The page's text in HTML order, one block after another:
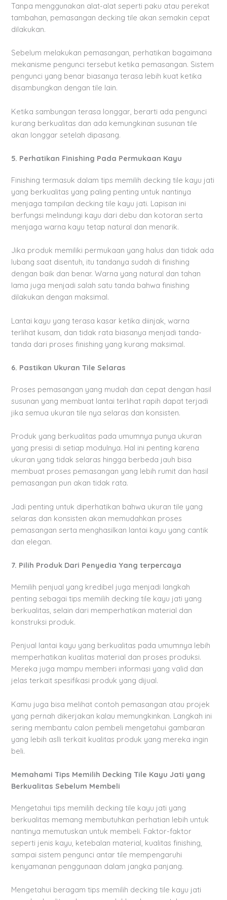
Tanpa menggunakan alat-alat seperti paku atau perekat
tambahan, pemasangan decking tile akan semakin cepat
dilakukan.
Sebelum melakukan pemasangan, perhatikan bagaimana
mekanisme pengunci tersebut ketika pemasangan. Sistem
pengunci yang benar biasanya terasa lebih kuat ketika
disambungkan dengan tile lain.
Ketika sambungan terasa longgar, berarti ada pengunci
kurang berkualitas dan ada kemungkinan susunan tile
akan longgar setelah dipasang.
5. Perhatikan Finishing Pada Permukaan Kayu
Finishing termasuk dalam tips memilih decking tile kayu jati
yang berkualitas yang paling penting untuk nantinya
menjaga tampilan decking tile kayu jati. Lapisan ini
berfungsi melindungi kayu dari debu dan kotoran serta
menjaga warna kayu tetap natural dan menarik.
Jika produk memiliki permukaan yang halus dan tidak ada
lubang saat disentuh, itu tandanya sudah di finishing
dengan baik dan benar. Warna yang natural dan tahan
lama juga menjadi salah satu tanda bahwa finishing
dilakukan dengan maksimal.
Lantai kayu yang terasa kasar ketika diinjak, warna
terlihat kusam, dan tidak rata biasanya menjadi tanda-
tanda dari proses finishing yang kurang maksimal.
6. Pastikan Ukuran Tile Selaras
Proses pemasangan yang mudah dan cepat dengan hasil
susunan yang membuat lantai terlihat rapih dapat terjadi
jika semua ukuran tile nya selaras dan konsisten.
Produk yang berkualitas pada umumnya punya ukuran
yang presisi di setiap modulnya. Hal ini penting karena
ukuran yang tidak selaras hingga berbeda jauh bisa
membuat proses pemasangan yang lebih rumit dan hasil
pemasangan pun akan tidak rata.
Jadi penting untuk diperhatikan bahwa ukuran tile yang
selaras dan konsisten akan memudahkan proses
pemasangan serta menghasilkan lantai kayu yang cantik
dan elegan.
7. Pilih Produk Dari Penyedia Yang terpercaya
Memilih penjual yang kredibel juga menjadi langkah
penting sebagai tips memilih decking tile kayu jati yang
berkualitas, selain dari memperhatikan material dan
konstruksi produk.
Penjual lantai kayu yang berkualitas pada umumnya lebih
memperhatikan kualitas material dan proses produksi.
Mereka juga mampu memberi informasi yang valid dan
jelas terkait spesifikasi produk yang dijual.
Kamu juga bisa melihat contoh pemasangan atau projek
yang pernah dikerjakan kalau memungkinkan. Langkah ini
sering membantu calon pembeli mengetahui gambaran
yang lebih aslli terkait kualitas produk yang mereka ingin
beli.
Memahami Tips Memilih Decking Tile Kayu Jati yang
Berkualitas Sebelum Membeli
Mengetahui tips memilih decking tile kayu jati yang
berkualitas memang membutuhkan perhatian lebih untuk
nantinya memutuskan untuk membeli. Faktor-faktor
seperti jenis kayu, ketebalan material, kualitas finishing,
sampai sistem pengunci antar tile mempengaruhi
kenyamanan penggunaan dalam jangka panjang.
Mengetahui beragam tips memilih decking tile kayu jati